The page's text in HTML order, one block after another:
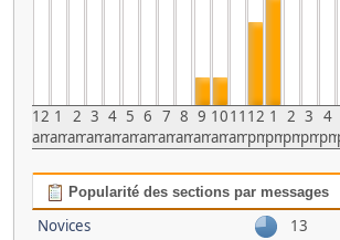
12
am
1
am
2
am
3
am
4
am
5
am
6
am
7
am
8
am
9
am
10
am
11
am
12
pm
1
pm
2
pm
3
pm
4
pm
Popularité des sections par messages
Novices
13